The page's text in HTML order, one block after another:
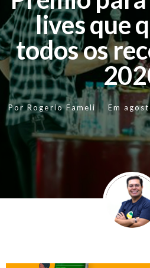
lives que
todos os
Por Rogerio Fameli Em